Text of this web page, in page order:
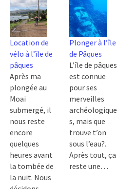
Location de
vélo à l’île de
pâques
Après ma
plongée au
Moai
submergé, il
nous reste
encore
quelques
heures avant
la tombée de
la nuit. Nous
Plonger à l’île
de Pâques
L’île de pâques
est connue
pour ses
merveilles
archéologique
s, mais que
trouve t’on
sous l’eau?.
Après tout, ça
reste une…